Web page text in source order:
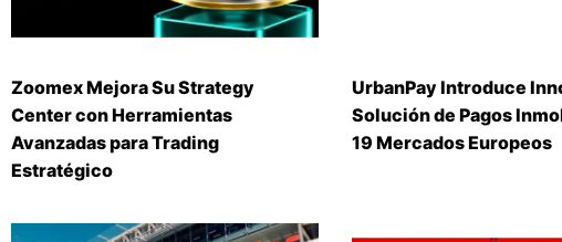
Zoomex Mejora Su Strategy
Center con Herramientas
Avanzadas para Trading
Estratégico
UrbanPay Introduce
Solución de Pagos
19 Mercados Europeos